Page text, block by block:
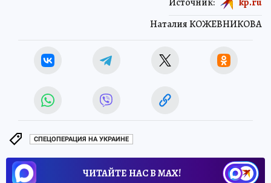
Наталия КОЖЕВНИКОВА
СПЕЦОПЕРАЦИЯ НА УКРАИНЕ
ЧИТАЙТЕ НАС В МАХ!